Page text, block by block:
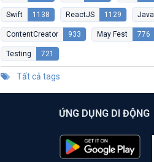
Swift 1138 ReactJS 1129 Java
ContentCreator 933 May Fest 776
Testing 721
Tất cả tags
ỨNG DỤNG DI ĐỘNG